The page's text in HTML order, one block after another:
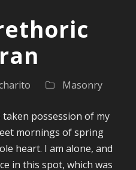
Masonry
possession of my
mornings of spring
heart. I am alone, and
in this spot, which was